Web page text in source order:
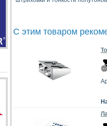
С этим товаром